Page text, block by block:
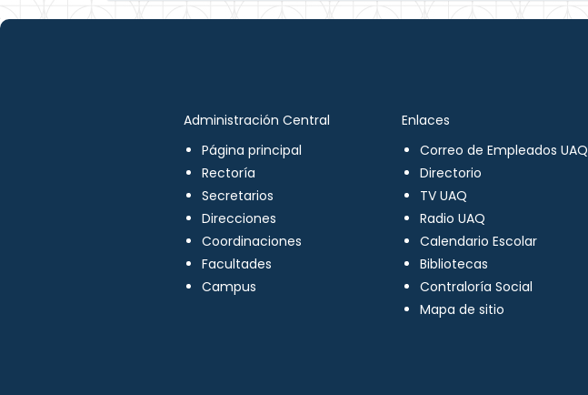
Administración Central
Página principal
Rectoría
Secretarios
Direcciones
Coordinaciones
Facultades
Campus
Enlaces
Correo de Empleados UAQ
Directorio
TV UAQ
Radio UAQ
Calendario Escolar
Bibliotecas
Contraloría Social
Mapa de sitio